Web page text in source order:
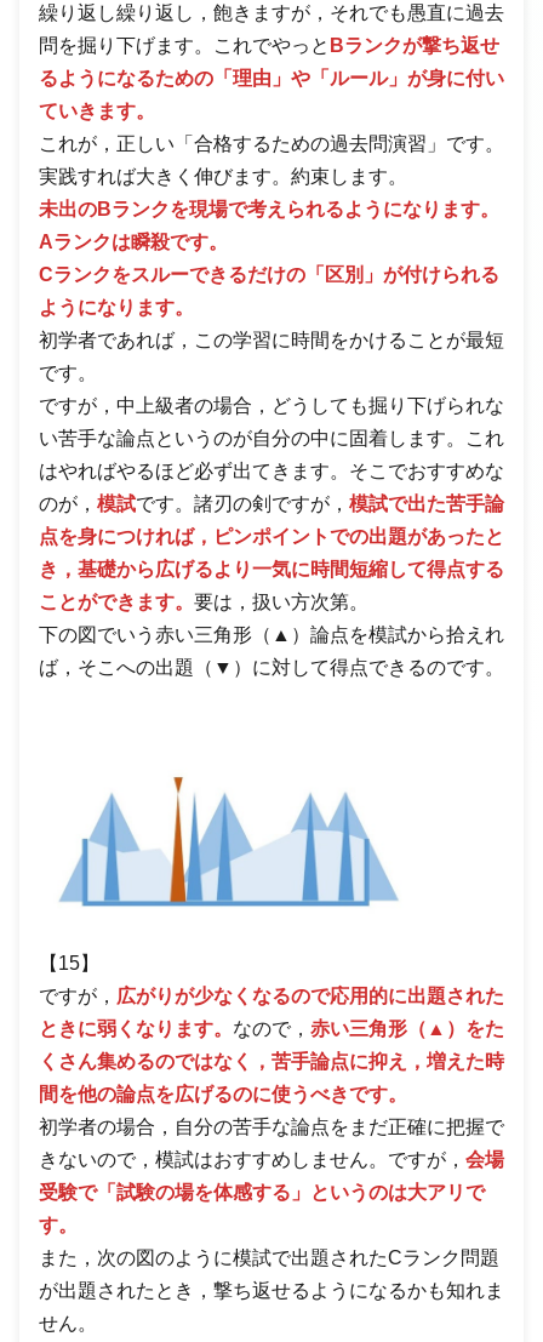
繰り返し繰り返し，飽きますが，それでも愚直に過去
問を掘り下げます。これでやっと Bランクが撃ち返せ
るようになるための「理由」や「ルール」が身に付い
ていきます。
これが，正しい「合格するための過去問演習」です。
実践すれば大きく伸びます。約束します。
未出のBランクを現場で考えられるようになります。
Aランクは瞬殺です。
Cランクをスルーできるだけの「区別」が付けられる
ようになります。
初学者であれば，この学習に時間をかけることが最短
です。
ですが，中上級者の場合，どうしても掘り下げられな
い苦手な論点というのが自分の中に固着します。これ
はやればやるほど必ず出てきます。そこでおすすめな
のが， 模試です。諸刃の剣ですが， 模試で出た苦手論
点を身につければ，ピンポイントでの出題があったと
き，基礎から広げるより一気に時間短縮して得点する
ことができます。 要は，扱い方次第。
下の図でいう赤い三角形（▲）論点を模試から拾えれ
ば，そこへの出題（▼）に対して得点できるのです。
【15】
ですが， 広がりが少なくなるので応用的に出題された
ときに弱くなります。 なので， 赤い三角形（▲）をた
くさん集めるのではなく，苦手論点に抑え，増えた時
間を他の論点を広げるのに使うべきです。
初学者の場合，自分の苦手な論点をまだ正確に把握で
きないので，模試はおすすめしません。ですが， 会場
受験で「試験の場を体感する」というのは大アリで
す。
また，次の図のように模試で出題されたCランク問題
が出題されたとき，撃ち返せるようになるかも知れま
せん。